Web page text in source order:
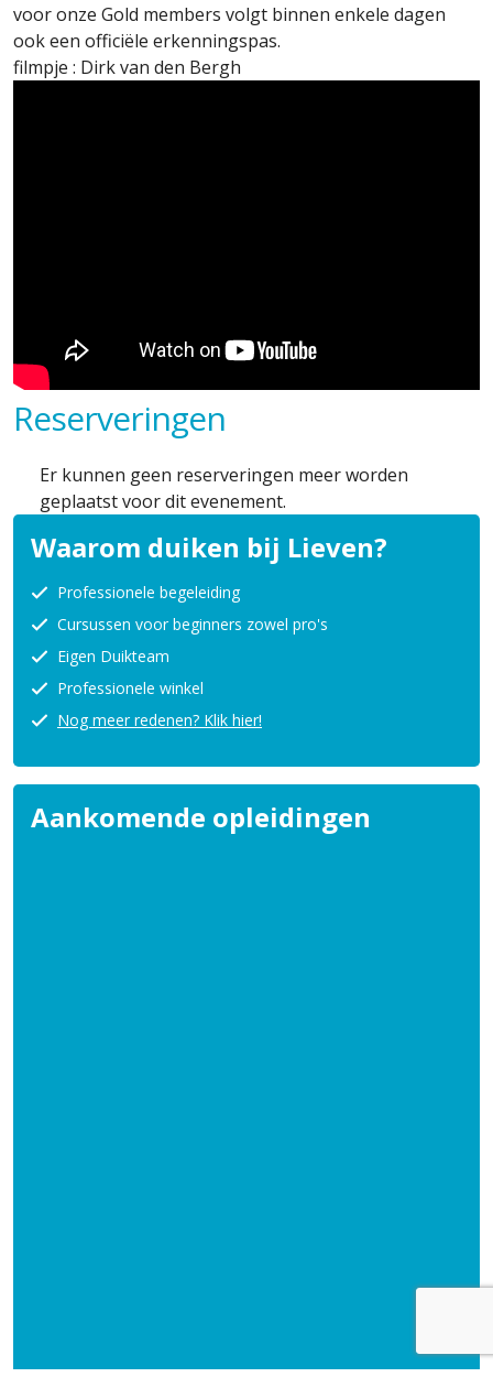
voor onze Gold members volgt binnen enkele dagen
ook een officiële erkenningspas.
filmpje : Dirk van den Bergh
Reserveringen
Er kunnen geen reserveringen meer worden
geplaatst voor dit evenement.
Waarom duiken bij Lieven?
Professionele begeleiding
Cursussen voor beginners zowel pro's
Eigen Duikteam
Professionele winkel
Nog meer redenen? Klik hier!
Aankomende opleidingen